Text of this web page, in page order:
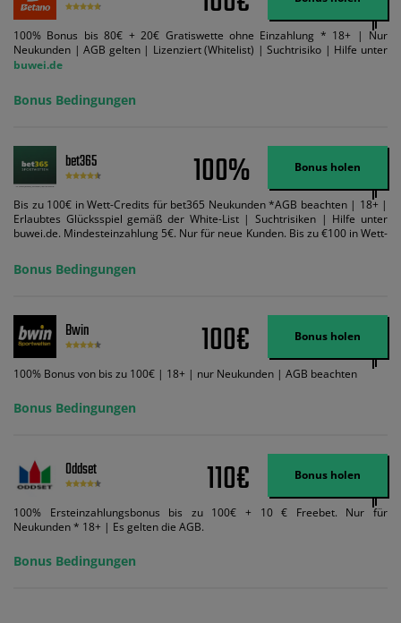
100% Bonus bis 80€ + 20€ Gratiswette ohne Einzahlung * 18+ | Nur
Neukunden | AGB gelten | Lizenziert (Whitelist) | Suchtrisiko | Hilfe unter
buwei.de
Bonus Bedingungen
bet365 100% Bonus holen
Bis zu 100€ in Wett-Credits für bet365 Neukunden *AGB beachten | 18+ |
Erlaubtes Glücksspiel gemäß der White-List | Suchtrisiken | Hilfe unter
buwei.de. Mindesteinzahlung 5€. Nur für neue Kunden. Bis zu €100 in Wett-
ein und wir geben Ihnen die entsprechende qualifizierende Einzahlung in
Wett-Credits, wenn Sie qualifizierende Wetten im gleichen Wert platzieren
Wett-Credits aus. Es gelten die AGB, Zeitlimits und Ausnahmen. Der Bonus-
Code VIPANGEBOT kann während der Anmeldung benutzt werden, jedoch
ändert dies den Angebotsbetrag in keinster Weise.
Bonus Bedingungen
Bwin 100€ Bonus holen
100% Bonus von bis zu 100€ | 18+ | nur Neukunden | AGB beachten
Bonus Bedingungen
Oddset 110€ Bonus holen
100% Ersteinzahlungsbonus bis zu 100€ + 10 € Freebet. Nur für
Neukunden * 18+ | Es gelten die AGB.
Bonus Bedingungen